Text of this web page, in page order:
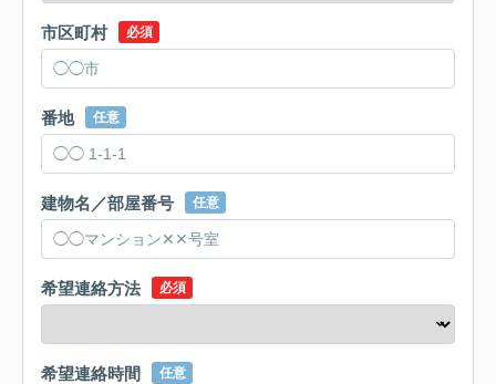
市区町村 必須
番地 任意
建物名／部屋番号 任意
希望連絡方法 必須
希望連絡時間 任意